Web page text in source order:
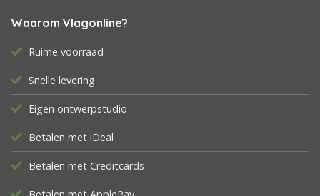
Waarom Vlagonline?
Ruime voorraad
Snelle levering
Eigen ontwerpstudio
Betalen met iDeal
Betalen met Creditcards